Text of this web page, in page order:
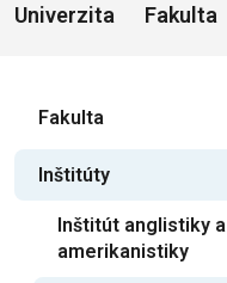
Univerzita Fakulta
Fakulta
Inštitúty
Inštitút anglistiky a
amerikanistiky